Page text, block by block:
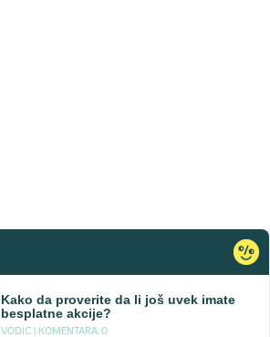
Kako da proverite da li još uvek imate
besplatne akcije?
VODIC | KOMENTARA: 0